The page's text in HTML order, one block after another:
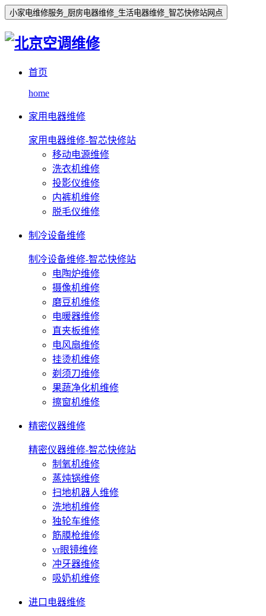
小家电维修服务_厨房电器维修_生活电器维修_智芯快修站网点
首页
home
家用电器维修
家用电器维修-智芯快修站
移动电源维修
洗衣机维修
投影仪维修
内裤机维修
脱毛仪维修
制冷设备维修
制冷设备维修-智芯快修站
电陶炉维修
摄像机维修
磨豆机维修
电暖器维修
直夹板维修
电风扇维修
挂烫机维修
剃须刀维修
果蔬净化机维修
擦窗机维修
精密仪器维修
精密仪器维修-智芯快修站
制氧机维修
蒸炖锅维修
扫地机器人维修
洗地机维修
独轮车维修
筋膜枪维修
vr眼镜维修
冲牙器维修
吸奶机维修
进口电器维修